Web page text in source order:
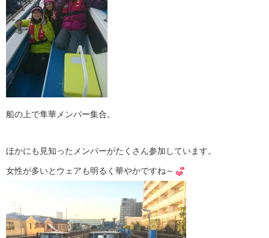
船の上で隼華メンバー集合。
ほかにも見知ったメンバーがたくさん参加しています。
女性が多いとウェアも明るく華やかですね～